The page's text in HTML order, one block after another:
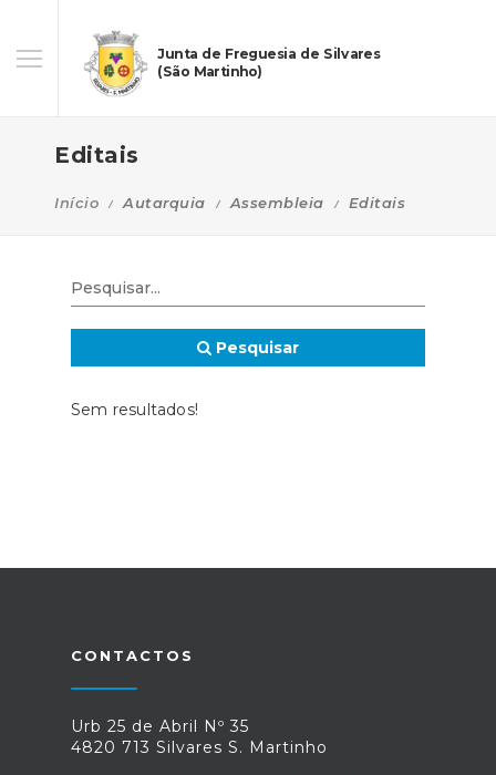
Junta de Freguesia de Silvares
(São Martinho)
Editais
Início Autarquia Assembleia Editais
Pesquisar
Sem resultados!
CONTACTOS
Urb 25 de Abril Nº 35
4820 713 Silvares S. Martinho